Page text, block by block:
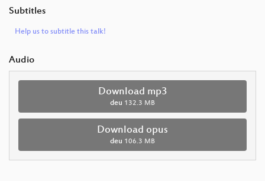
Subtitles
Help us to subtitle this talk!
Audio
Download mp3
deu 132.3 MB
Download opus
deu 106.3 MB